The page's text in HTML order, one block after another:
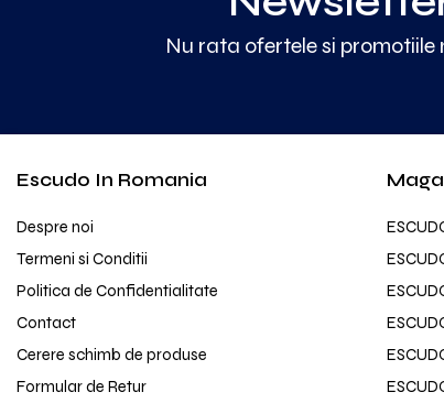
Nu rata ofertele si promotiile
Escudo In Romania
Despre noi
Termeni si Conditii
Politica de Confidentialitate
Contact
Cerere schimb de produse
Formular de Retur